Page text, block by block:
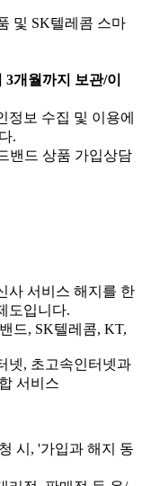
및 SK텔레콤 스마
개월까지 보관/이
정보 수집 및 이용에
.
밴드 상품 가입상담
사 서비스 해지를 한
도입니다.
드, SK텔레콤, KT,
넷, 초고속인터넷과
서비스
시, '가입과 해지 동